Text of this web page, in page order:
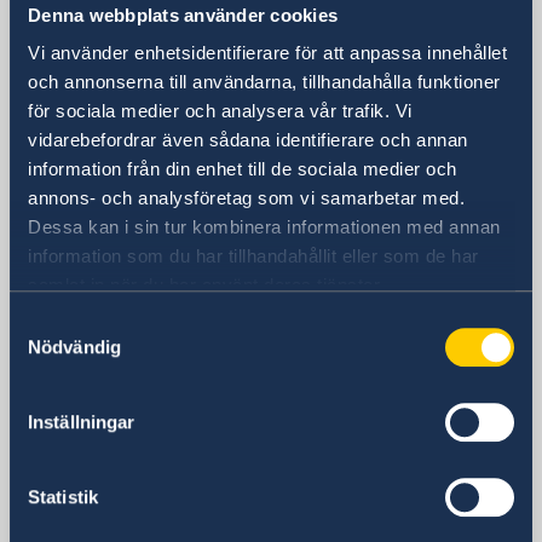
Denna webbplats använder cookies
Vi använder enhetsidentifierare för att anpassa innehållet
och annonserna till användarna, tillhandahålla funktioner
för sociala medier och analysera vår trafik. Vi
vidarebefordrar även sådana identifierare och annan
information från din enhet till de sociala medier och
annons- och analysföretag som vi samarbetar med.
Dessa kan i sin tur kombinera informationen med annan
information som du har tillhandahållit eller som de har
Nödvändig
Inställningar
Statistik
USA, Washington
USA, Houston
USA, New York
USA, San Francisco
Svenska konsulat
Anchorage, AK
E-post:
Tel:
atlanta@consulateofsweden.org
Chicago, IL
+1 (312) 781 6262
E-post:
Honorärkonsulatet i Cleveland är permanent
Washington DC på DC@gov.se
Denver, CO
Vänligen kontakta Sveriges ambassad i
Tel:
New Orleans, LA